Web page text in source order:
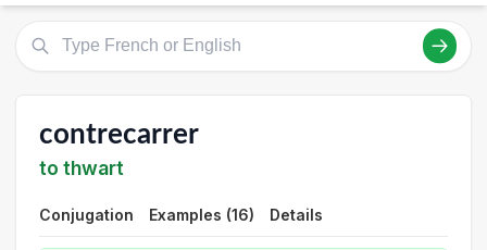
contrecarrer
to thwart
Conjugation Examples (16) Details